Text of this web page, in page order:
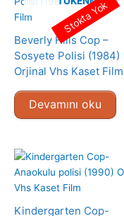
Beverly Hills Cop –
Sosyete Polisi (1984)
Orjinal Vhs Kaset Film
Devamını oku
Stokta Yok
Kindergarten Cop-